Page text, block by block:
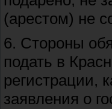
(арестом) не
6. Стороны
подать в
регистрации,
заявления о